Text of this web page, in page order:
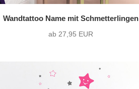
Wandtattoo Name mit Schmetterlingen
ab 27,95 EUR